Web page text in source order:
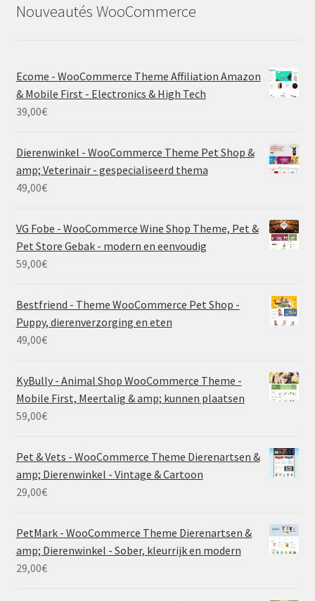
Nouveautés WooCommerce
Ecome - WooCommerce Theme Affiliation Amazon
& Mobile First - Electronics & High Tech
39,00€
Dierenwinkel - WooCommerce Theme Pet Shop &
amp; Veterinair - gespecialiseerd thema
49,00€
VG Fobe - WooCommerce Wine Shop Theme, Pet &
Pet Store Gebak - modern en eenvoudig
59,00€
Bestfriend - Theme WooCommerce Pet Shop -
Puppy, dierenverzorging en eten
49,00€
KyBully - Animal Shop WooCommerce Theme -
Mobile First, Meertalig & amp; kunnen plaatsen
59,00€
Pet & Vets - WooCommerce Theme Dierenartsen &
amp; Dierenwinkel - Vintage & Cartoon
29,00€
PetMark - WooCommerce Theme Dierenartsen &
amp; Dierenwinkel - Sober, kleurrijk en modern
29,00€